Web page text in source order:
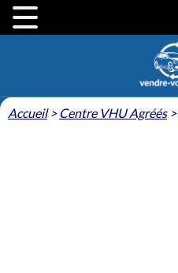
Accueil> Centre VHU Agréés>